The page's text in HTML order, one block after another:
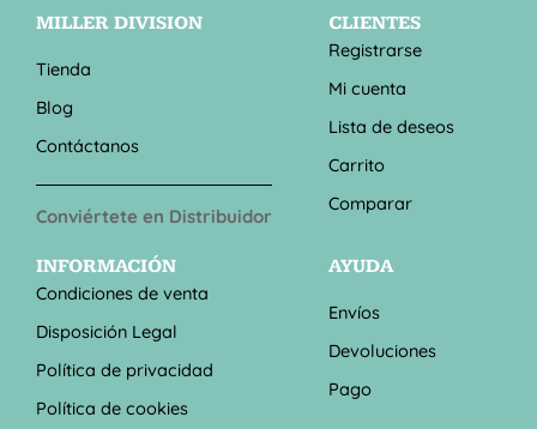
MILLER DIVISION
Tienda
Blog
Contáctanos
Conviértete en Distribuidor
CLIENTES
Registrarse
Mi cuenta
Lista de deseos
Carrito
Comparar
INFORMACIÓN
Condiciones de venta
Disposición Legal
Política de privacidad
Política de cookies
AYUDA
Envíos
Devoluciones
Pago